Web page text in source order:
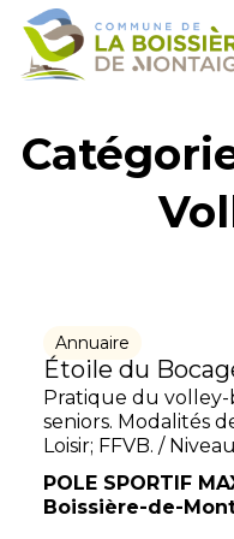
Gestion des traceurs
Aller
Aller
contenu
Aller
pied
Annuaire
Étoile du
Pratique du
seniors. Modalités
Loisir; FFVB. /
POLE SPORTIF
Boissière-de-